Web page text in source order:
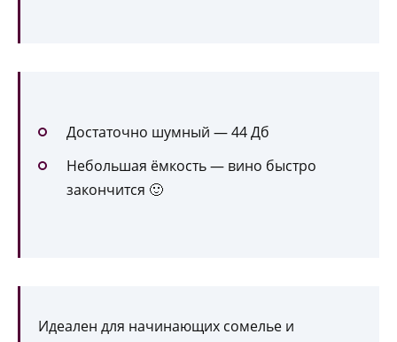
Достаточно шумный — 44 Дб
Небольшая ёмкость — вино быстро
закончится 🙂
Идеален для начинающих сомелье и